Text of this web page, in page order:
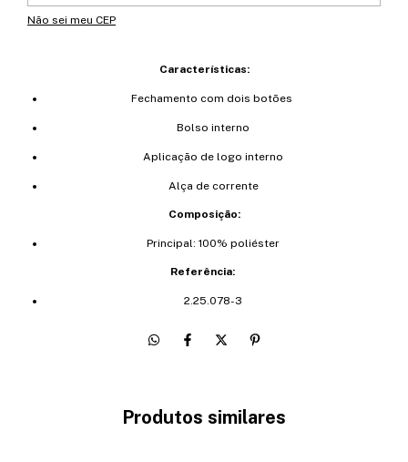
Não sei meu CEP
Características:
Fechamento com dois botões
Bolso interno
Aplicação de logo interno
Alça de corrente
Composição:
Principal: 100% poliéster
Referência:
2.25.078-3
Produtos similares